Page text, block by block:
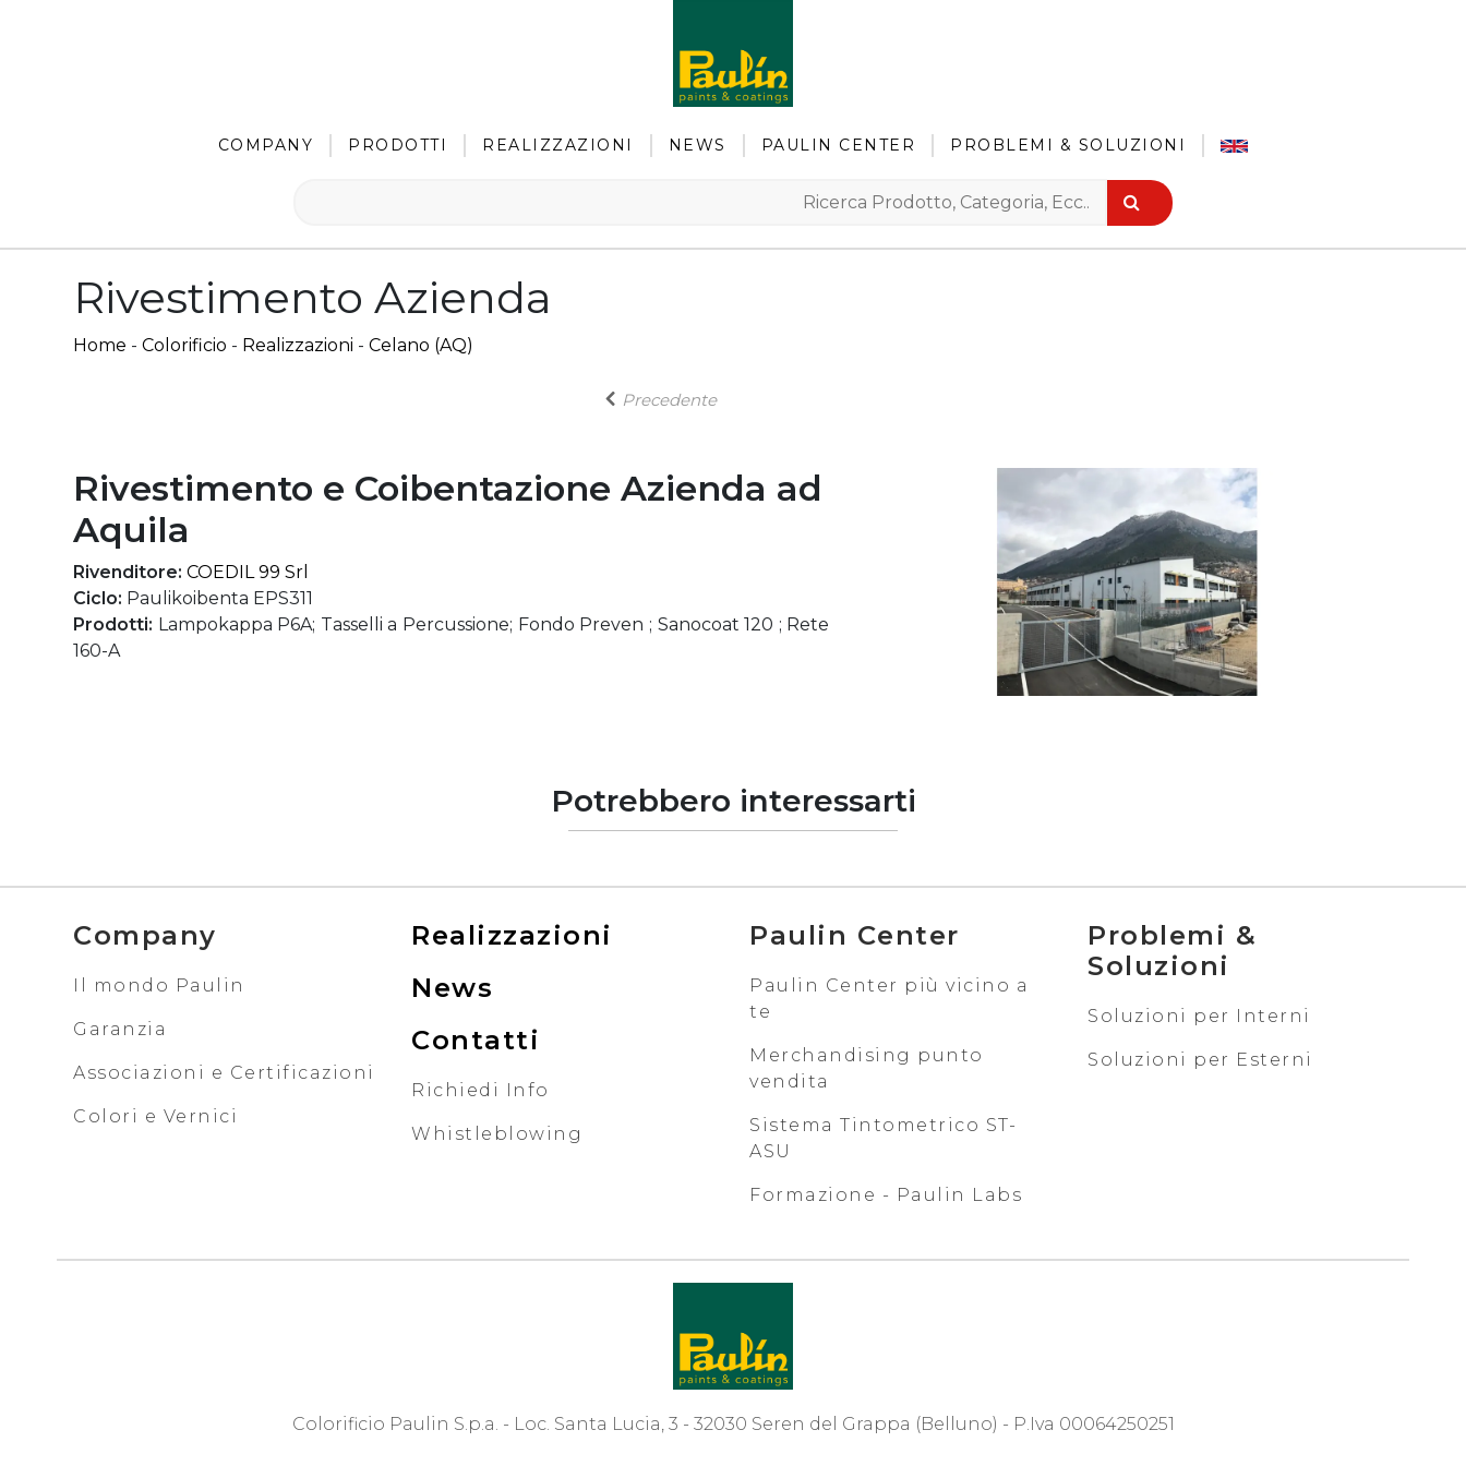
COMPANY PRODOTTI REALIZZAZIONI NEWS PAULIN CENTER PROBLEMI & SOLUZIONI
Rivestimento Azienda
Home - Colorificio - Realizzazioni - Celano (AQ)
Precedente
Rivestimento e Coibentazione Azienda ad
Aquila
Rivenditore: COEDIL 99 Srl
Ciclo: Paulikoibenta EPS311
Prodotti: Lampokappa P6A; Tasselli a Percussione; Fondo Preven ; Sanocoat 120 ; Rete
160-A
Potrebbero interessarti
Company
Il mondo Paulin
Garanzia
Associazioni e Certificazioni
Colori e Vernici
Realizzazioni
News
Contatti
Richiedi Info
Whistleblowing
Paulin Center
Paulin Center più vicino a
te
Merchandising punto
vendita
Sistema Tintometrico ST-
ASU
Formazione - Paulin Labs
Problemi &
Soluzioni
Soluzioni per Interni
Soluzioni per Esterni
Colorificio Paulin S.p.a. - Loc. Santa Lucia, 3 - 32030 Seren del Grappa (Belluno) - P.Iva 00064250251